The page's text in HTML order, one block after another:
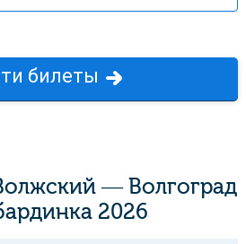
билеты
— Волгоград
2026